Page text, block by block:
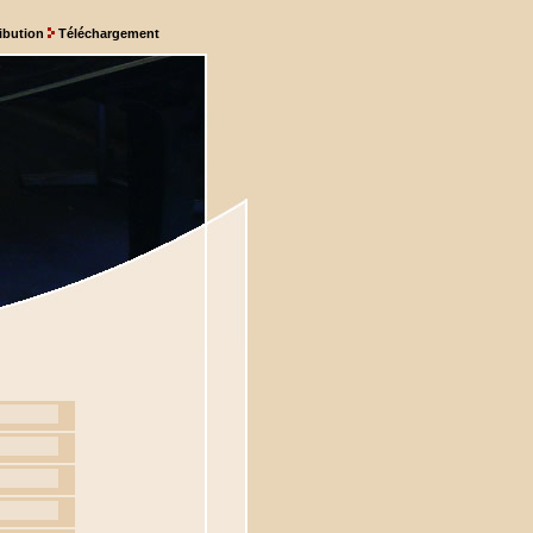
Téléchargement